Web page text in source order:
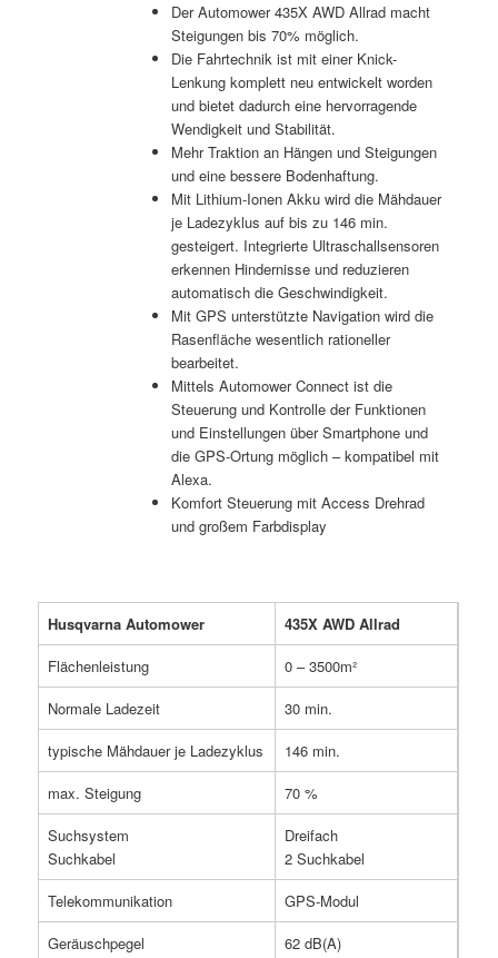
Der Automower 435X AWD Allrad macht
Steigungen bis 70% möglich.
Die Fahrtechnik ist mit einer Knick-
Lenkung komplett neu entwickelt worden
und bietet dadurch eine hervorragende
Wendigkeit und Stabilität.
Mehr Traktion an Hängen und Steigungen
und eine bessere Bodenhaftung.
Mit Lithium-Ionen Akku wird die Mähdauer
je Ladezyklus auf bis zu 146 min.
gesteigert. Integrierte Ultraschallsensoren
erkennen Hindernisse und reduzieren
automatisch die Geschwindigkeit.
Mit GPS unterstützte Navigation wird die
Rasenfläche wesentlich rationeller
bearbeitet.
Mittels Automower Connect ist die
Steuerung und Kontrolle der Funktionen
und Einstellungen über Smartphone und
die GPS-Ortung möglich – kompatibel mit
Alexa.
Komfort Steuerung mit Access Drehrad
und großem Farbdisplay
Husqvarna Automower
435X AWD Allrad
Flächenleistung
0 – 3500m²
Normale Ladezeit
30 min.
typische Mähdauer je Ladezyklus
146 min.
max. Steigung
70 %
Suchsystem
Suchkabel
Dreifach
2 Suchkabel
Telekommunikation
GPS-Modul
Geräuschpegel
62 dB(A)